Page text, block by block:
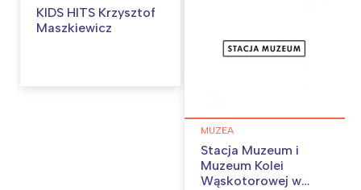
KIDS HITS Krzysztof
Maszkiewicz
MUZEA
Stacja Muzeum i
Muzeum Kolei
Wąskotorowej w